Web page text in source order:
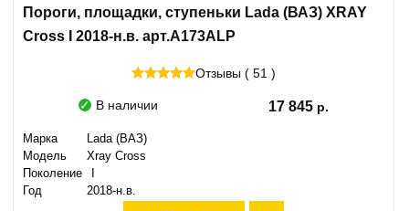
Пороги, площадки, ступеньки Lada (ВАЗ) XRAY
Cross I 2018-н.в. арт.A173ALP
Отзывы ( 51 )
В наличии 17 845
Марка
Lada (ВАЗ)
Модель
Xray Cross
Поколение
Год
2018-н.в.